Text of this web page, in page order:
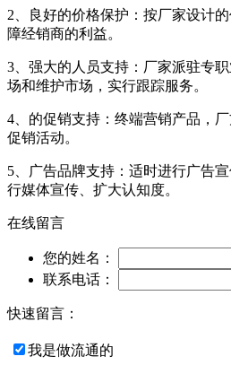
2、良好的价格保护：按厂家设计
障经销商的利益。
3、强大的人员支持：厂家派驻专
场和维护市场，实行跟踪服务。
4、的促销支持：终端营销产品，
促销活动。
5、广告品牌支持：适时进行广告
行媒体宣传、扩大认知度。
在线留言
您的姓名：
联系电话：
快速留言：
我是做流通的